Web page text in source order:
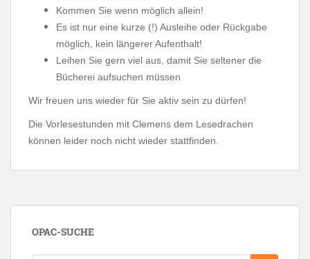
Kommen Sie wenn möglich allein!
Es ist nur eine kurze (!) Ausleihe oder Rückgabe
möglich, kein längerer Aufenthalt!
Leihen Sie gern viel aus, damit Sie seltener die
Bücherei aufsuchen müssen
Wir freuen uns wieder für Sie aktiv sein zu dürfen!
Die Vorlesestunden mit Clemens dem Lesedrachen
können leider noch nicht wieder stattfinden.
OPAC-SUCHE